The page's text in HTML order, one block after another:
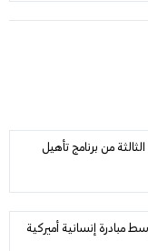
من برنامج تأهيل
مبادرة إنسانية أميركية